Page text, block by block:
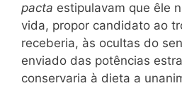
pacta estipulavam que êle
vida, propor candidato ao
receberia, às ocultas do
enviado das potências
conservaria à dieta a